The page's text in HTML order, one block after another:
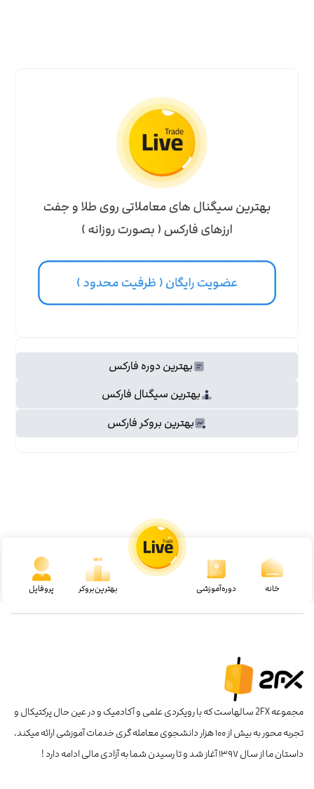
بهترین دوره فارکس
بهترین سیگنال فارکس
بهترین بروکر فارکس
خانه دوره‌آموزشی بهترین‌بروکر پروفایل
مجموعه 2FX سالهاست که با رویکردی علمی و آکادمیک و در عین حال پرکتیکال و
تجربه محور به بیش از ۱۰۰ هزار دانشجوی معامله گری خدمات آموزشی ارائه میکند.
داستان ما از سال ۱۳۹۷ آغاز شد و تا رسیدن شما به آزادی مالی ادامه دارد !